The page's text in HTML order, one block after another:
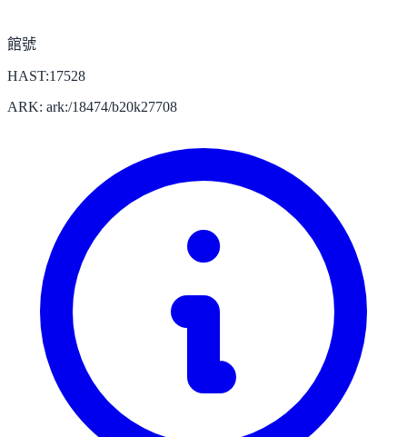
館號
HAST:17528
ARK: ark:/18474/b20k27708